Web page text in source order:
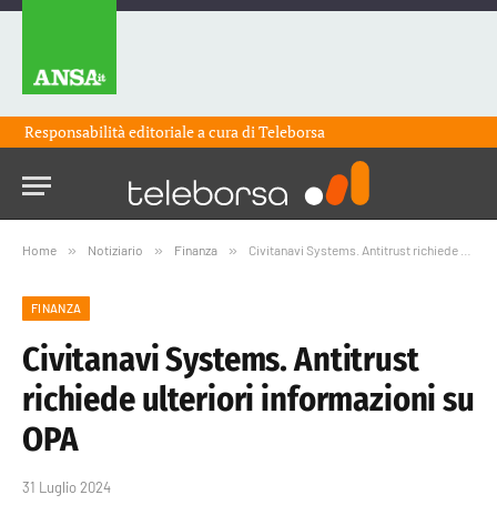
Responsabilità editoriale a cura diTeleborsa
Home » Notiziario » Finanza » Civitanavi Systems. Antitrust richiede ulteriori informazioni su OPA
FINANZA
Civitanavi Systems. Antitrust
richiede ulteriori informazioni su
OPA
31 Luglio 2024